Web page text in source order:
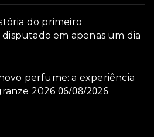
do primeiro
em apenas um dia
perfume: a experiência
2026 06/08/2026